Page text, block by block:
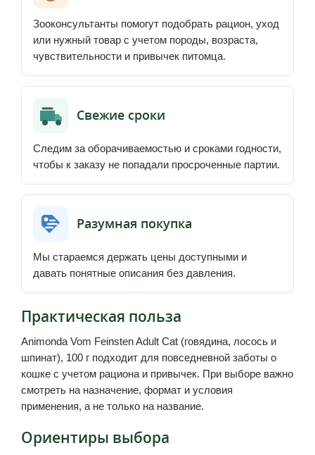
Зооконсультанты помогут подобрать рацион, уход
или нужный товар с учетом породы, возраста,
чувствительности и привычек питомца.
Свежие сроки
Следим за оборачиваемостью и сроками годности,
чтобы к заказу не попадали просроченные партии.
Разумная покупка
Мы стараемся держать цены доступными и
давать понятные описания без давления.
Практическая польза
Animonda Vom Feinsten Adult Cat (говядина, лосось и
шпинат), 100 г подходит для повседневной заботы о
кошке с учетом рациона и привычек. При выборе важно
смотреть на назначение, формат и условия
применения, а не только на название.
Ориентиры выбора